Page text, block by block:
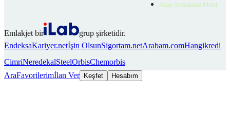
Aday Aydınlatma Metni
Emlakjet bir
grup şirketidir.
EndeksaKariyer.netİşin OlsunSigortam.netArabam.comHangikredi
CimriNeredekalSteelOrbisChemorbis
AraFavorilerimİlan Ver Keşfet Hesabım